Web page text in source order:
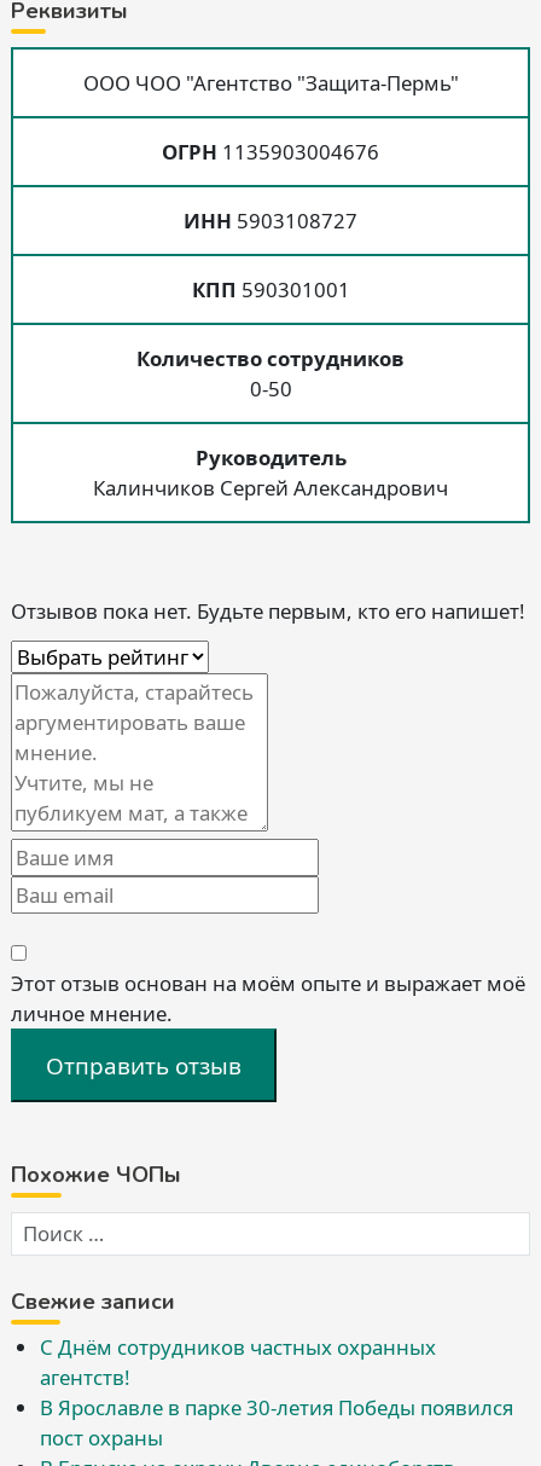
Реквизиты
ООО ЧОО "Агентство "Защита-Пермь"
ОГРН 1135903004676
ИНН 5903108727
КПП 590301001
Количество сотрудников
0-50
Руководитель
Калинчиков Сергей Александрович
Отзывов пока нет. Будьте первым, кто его напишет!
Этот отзыв основан на моём опыте и выражает моё
личное мнение.
Отправить отзыв
Похожие ЧОПы
Свежие записи
С Днём сотрудников частных охранных
агентств!
В Ярославле в парке 30-летия Победы появился
пост охраны